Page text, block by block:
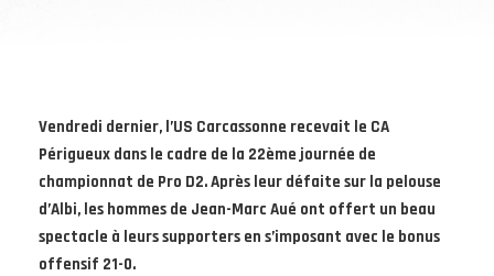
Vendredi dernier, l’US Carcassonne recevait le CA
Périgueux dans le cadre de la 22ème journée de
championnat de Pro D2. Après leur défaite sur la pelouse
d’Albi, les hommes de Jean-Marc Aué ont offert un beau
spectacle à leurs supporters en s’imposant avec le bonus
offensif 21-0.